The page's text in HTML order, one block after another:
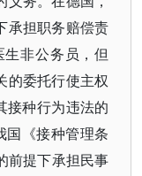
承担职务赔偿责
非公务员，但
的委托行使主权
种行为违法的
国《接种管理条
前提下承担民事